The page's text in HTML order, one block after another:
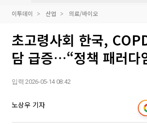
이투데이 산업 의료/바이오
초고령사회 한국,
담 급증…“정책 패러다
입력 2026-05-14 08:42
노상우 기자